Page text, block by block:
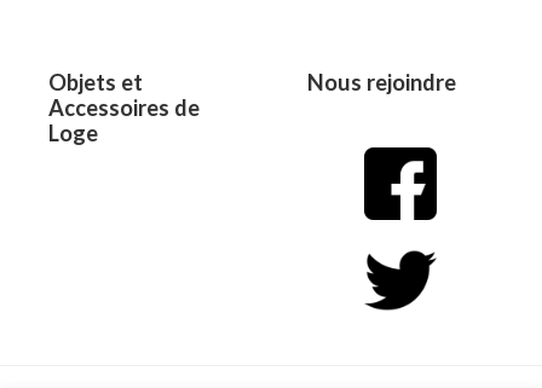
Objets et
Accessoires de
Loge
Nous rejoindre